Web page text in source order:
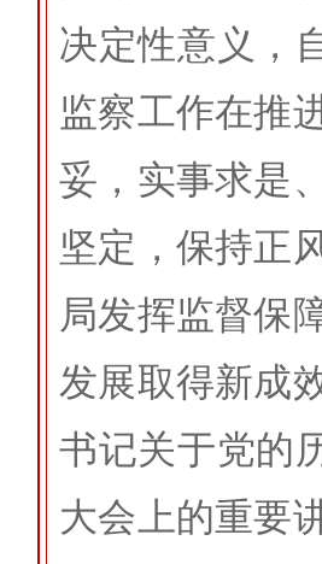
决定性意义，
监察工作在推
妥，实事求是
坚定，保持正
局发挥监督保
发展取得新成
书记关于党的
大会上的重要